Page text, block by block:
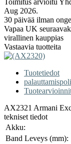
Aug 2026.
30 päivää ilman
Vapaa UK
virallinen kauppias
Vastaavia tuotteita
Tuotetiedot
AX2321 Armani
tekniset tiedot
Akku:
Band Leveys (mm):